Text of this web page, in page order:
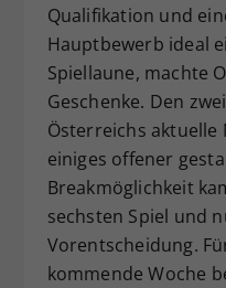
Qualifikation und
Hauptbewerb ideal
Spiellaune, machte
Geschenke. Den
Österreichs aktuelle
einiges offener
Breakmöglichkeit
sechsten Spiel und
Vorentscheidung.
kommende Woche